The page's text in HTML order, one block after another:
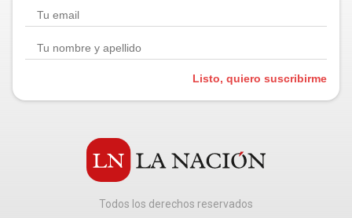
Listo, quiero suscribirme
Todos los derechos reservados